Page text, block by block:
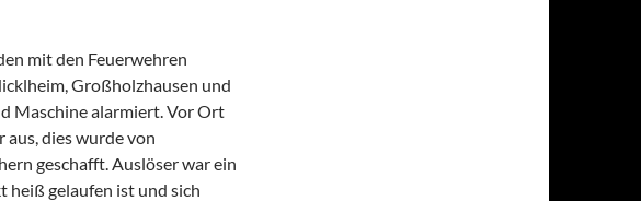
mit den Feuerwehren
Großholzhausen und
Maschine alarmiert. Vor Ort
aus, dies wurde von
geschafft. Auslöser war ein
heiß gelaufen ist und sich